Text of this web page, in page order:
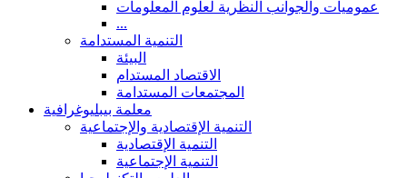
عموميات والجوانب النظرية لعلوم المعلومات
...
التنمية المستدامة
البيئة
الاقتصاد المستدام
المجتمعات المستدامة
معلمة بيبليوغرافية
التنمية الإقتصادية والإجتماعية
التنمية الإقتصادية
التنمية الإجتماعية